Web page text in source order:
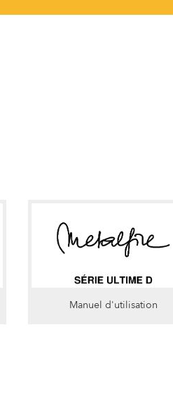
Manuel d'utilisation